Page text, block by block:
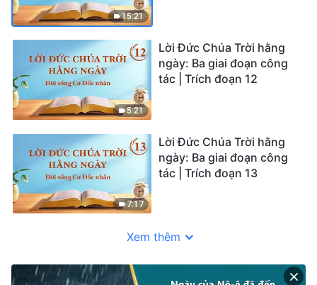
15:21
5:21
Lời Đức Chúa Trời hằng
ngày: Ba giai đoạn công
tác | Trích đoạn 12
7:17
Lời Đức Chúa Trời hằng
ngày: Ba giai đoạn công
tác | Trích đoạn 13
Xem thêm